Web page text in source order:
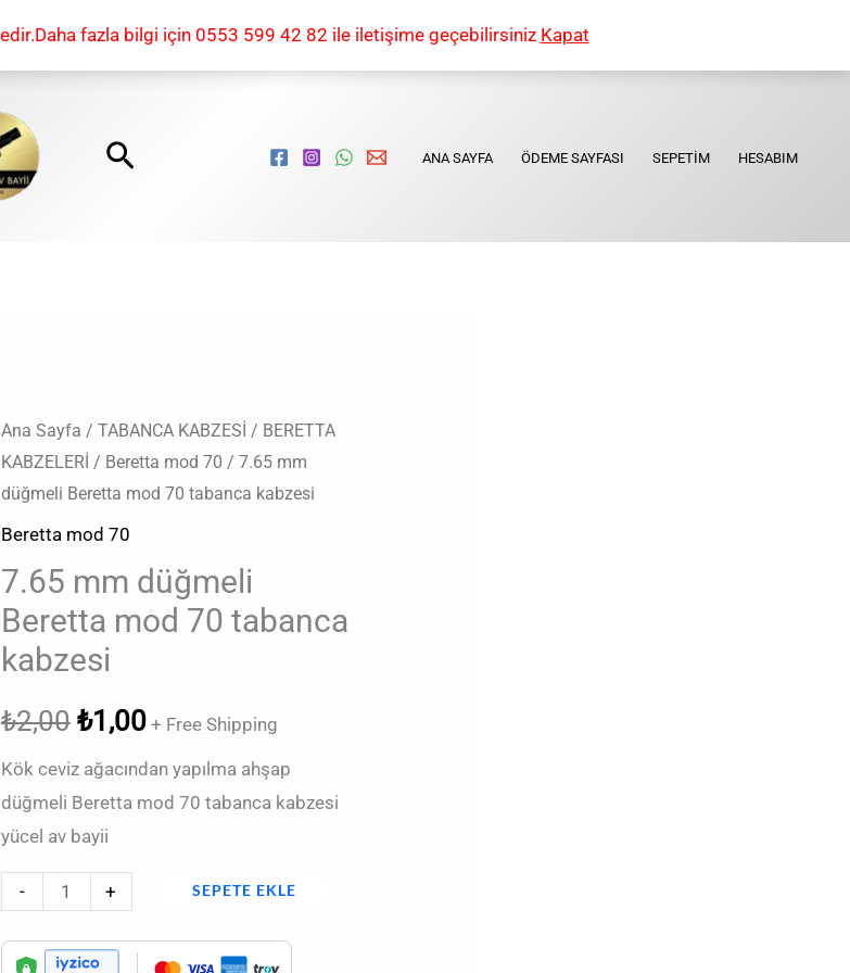
fazla bilgi için 0553 599 42 82 ile iletişime geçebilirsiniz Kapat
Arama ANA SAYFA ÖDEME SAYFASI SEPETIM HESABIM
Ana Sayfa / TABANCA KABZESİ / BERETTA
KABZELERİ / Beretta mod 70 / 7.65 mm
düğmeli Beretta mod 70 tabanca kabzesi
Beretta mod 70
7.65 mm düğmeli
Beretta mod 70 tabanca
kabzesi
₺2,00
Orijinal
fiyat:
₺2,00.
₺1,00
Şu
andaki
₺1,00.
+ Free Shipping
Kök ceviz ağacından yapılma ahşap
düğmeli Beretta mod 70 tabanca kabzesi
yücel av bayii
-
7.65
mm
düğmeli
Beretta
mod
70
tabanca
kabzesi
+ SEPETE EKLE